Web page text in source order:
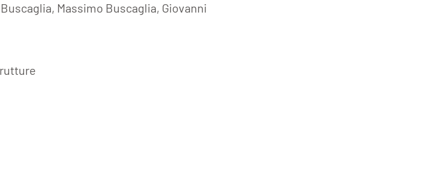
Massimo Buscaglia, Giovanni